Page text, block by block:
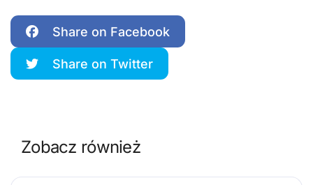
Share on Facebook
Share on Twitter
Zobacz również